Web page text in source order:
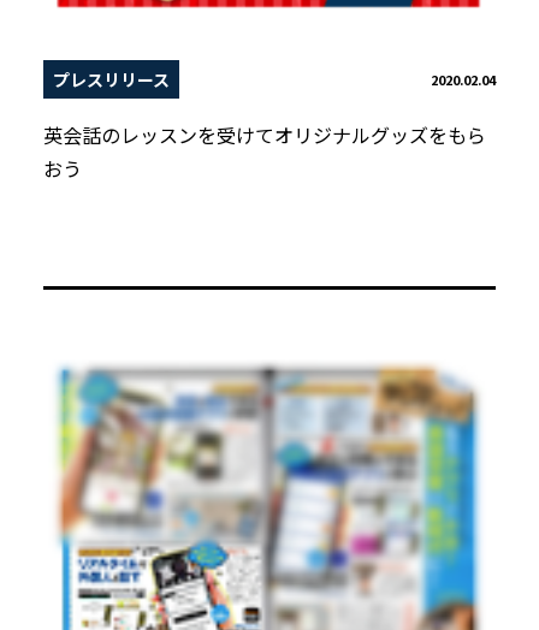
プレスリリース 2020.02.04
英会話のレッスンを受けてオリジナルグッズをもら
おう